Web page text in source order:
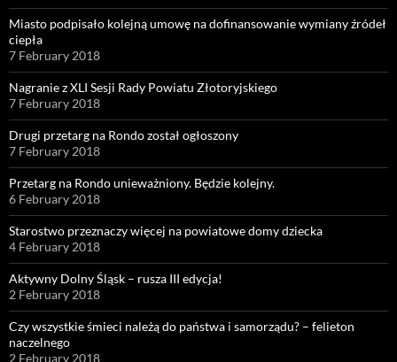
Miasto podpisało kolejną umowę na dofinansowanie wymiany źródeł
ciepła
7 February 2018
Nagranie z XLI Sesji Rady Powiatu Złotoryjskiego
7 February 2018
Drugi przetarg na Rondo został ogłoszony
7 February 2018
Przetarg na Rondo unieważniony. Będzie kolejny.
6 February 2018
Starostwo przeznaczy więcej na powiatowe domy dziecka
4 February 2018
Aktywny Dolny Śląsk – rusza III edycja!
2 February 2018
Czy wszystkie śmieci należą do państwa i samorządu? – felieton
naczelnego
2 February 2018